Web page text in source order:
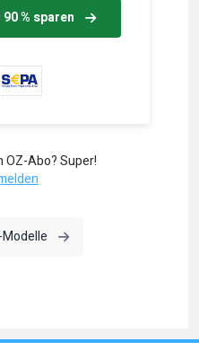
% sparen
OZ-Abo? Super!